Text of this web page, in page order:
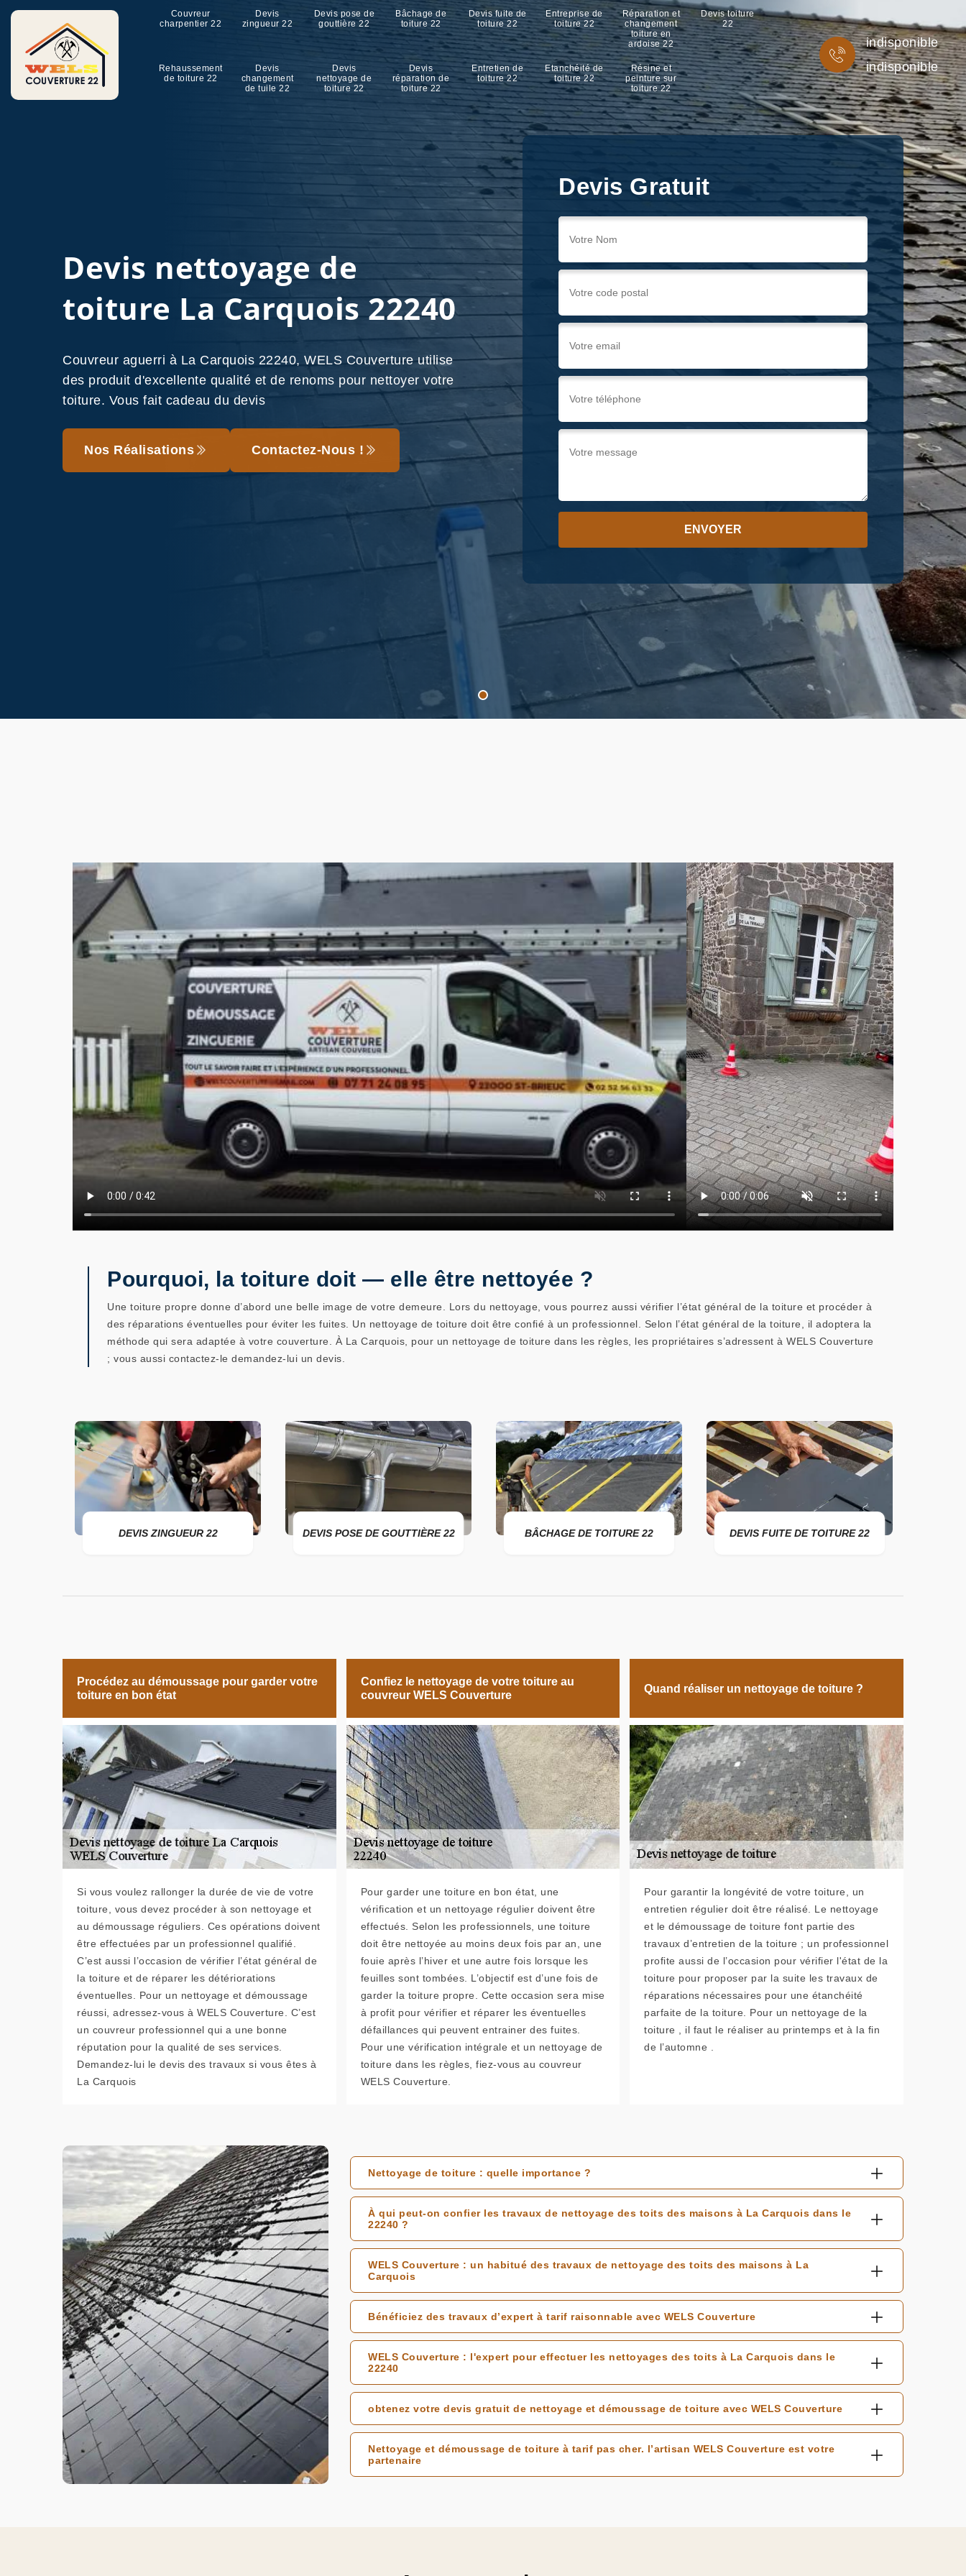
Couvreur
charpentier 22
Devis
zingueur 22
Devis pose de
gouttière 22
Bâchage de
toiture 22
Devis fuite de
toiture 22
Entreprise de
toiture 22
Réparation et
changement
toiture en
ardoise 22
Devis toiture
22
Rehaussement
de toiture 22
Devis
changement
de tuile 22
Devis
nettoyage de
toiture 22
Devis
réparation de
toiture 22
Entretien de
toiture 22
Etanchéité de
toiture 22
Résine et
peinture sur
toiture 22
indisponible
indisponible
Devis nettoyage de
toiture La Carquois 22240
Couvreur aguerri à La Carquois 22240, WELS Couverture utilise
des produit d'excellente qualité et de renoms pour nettoyer votre
toiture. Vous fait cadeau du devis
Nos Réalisations Contactez-Nous !
Devis Gratuit
Pourquoi, la toiture doit — elle être nettoyée ?
Une toiture propre donne d’abord une belle image de votre demeure. Lors du nettoyage, vous pourrez aussi vérifier l’état général de la toiture et procéder à
des réparations éventuelles pour éviter les fuites. Un nettoyage de toiture doit être confié à un professionnel. Selon l’état général de la toiture, il adoptera la
méthode qui sera adaptée à votre couverture. À La Carquois, pour un nettoyage de toiture dans les règles, les propriétaires s’adressent à WELS Couverture
; vous aussi contactez-le demandez-lui un devis.
DEVIS ZINGUEUR 22 DEVIS POSE DE GOUTTIÈRE 22 BÂCHAGE DE TOITURE 22 DEVIS FUITE DE TOITURE 22
Procédez au démoussage pour garder votre
toiture en bon état
Si vous voulez rallonger la durée de vie de votre
toiture, vous devez procéder à son nettoyage et
au démoussage réguliers. Ces opérations doivent
être effectuées par un professionnel qualifié.
C’est aussi l’occasion de vérifier l’état général de
la toiture et de réparer les détériorations
éventuelles. Pour un nettoyage et démoussage
réussi, adressez-vous à WELS Couverture. C’est
un couvreur professionnel qui a une bonne
réputation pour la qualité de ses services.
Demandez-lui le devis des travaux si vous êtes à
La Carquois
Confiez le nettoyage de votre toiture au
couvreur WELS Couverture
Pour garder une toiture en bon état, une
vérification et un nettoyage régulier doivent être
effectués. Selon les professionnels, une toiture
doit être nettoyée au moins deux fois par an, une
fouie après l’hiver et une autre fois lorsque les
feuilles sont tombées. L’objectif est d’une fois de
garder la toiture propre. Cette occasion sera mise
à profit pour vérifier et réparer les éventuelles
défaillances qui peuvent entrainer des fuites.
Pour une vérification intégrale et un nettoyage de
toiture dans les règles, fiez-vous au couvreur
WELS Couverture.
Quand réaliser un nettoyage de toiture ?
Pour garantir la longévité de votre toiture, un
entretien régulier doit être réalisé. Le nettoyage
et le démoussage de toiture font partie des
travaux d’entretien de la toiture ; un professionnel
profite aussi de l’occasion pour vérifier l'état de la
toiture pour proposer par la suite les travaux de
réparations nécessaires pour une étanchéité
parfaite de la toiture. Pour un nettoyage de la
toiture , il faut le réaliser au printemps et à la fin
de l’automne .
Nettoyage de toiture : quelle importance ?
À qui peut-on confier les travaux de nettoyage des toits des maisons à La Carquois dans le
22240 ?
WELS Couverture : un habitué des travaux de nettoyage des toits des maisons à La
Carquois
Bénéficiez des travaux d’expert à tarif raisonnable avec WELS Couverture
WELS Couverture : l'expert pour effectuer les nettoyages des toits à La Carquois dans le
22240
obtenez votre devis gratuit de nettoyage et démoussage de toiture avec WELS Couverture
Nettoyage et démoussage de toiture à tarif pas cher. l’artisan WELS Couverture est votre
partenaire